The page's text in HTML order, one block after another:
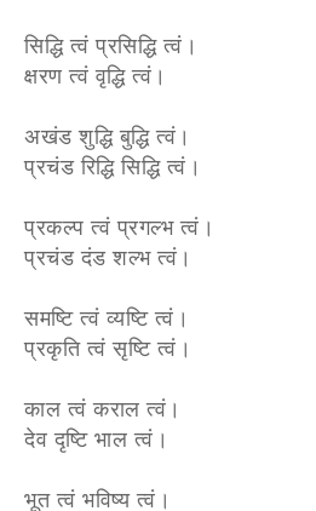
सिद्धि त्वं प्रसिद्धि त्वं।
क्षरण त्वं वृद्धि त्वं।
अखंड शुद्धि बुद्धि त्वं।
प्रचंड रिद्धि सिद्धि त्वं।
प्रकल्प त्वं प्रगल्भ त्वं।
प्रचंड दंड शल्भ त्वं।
समष्टि त्वं व्यष्टि त्वं।
प्रकृति त्वं सृष्टि त्वं।
काल त्वं कराल त्वं।
देव दृष्टि भाल त्वं।
भूत त्वं भविष्य त्वं।